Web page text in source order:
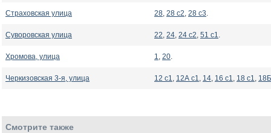
Страховская улица 28, 28 с2, 28 с3.
Суворовская улица 22, 24, 24 с2, 51 с1.
Хромова, улица 1, 20.
Черкизовская 3-я, улица 12 с1, 12А с1, 14, 16 с1, 18 с1,
Смотрите также